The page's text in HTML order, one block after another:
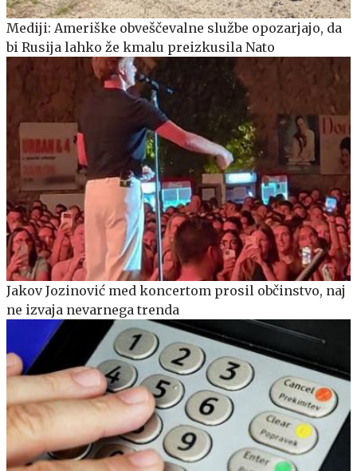
Mediji: Ameriške obveščevalne službe opozarjajo, da
bi Rusija lahko že kmalu preizkusila Nato
Jakov Jozinović med koncertom prosil občinstvo, naj
ne izvaja nevarnega trenda